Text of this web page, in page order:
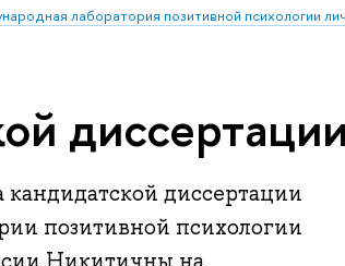
лаборатория позитивной психологии
диссертации
кандидатской диссертации
позитивной психологии